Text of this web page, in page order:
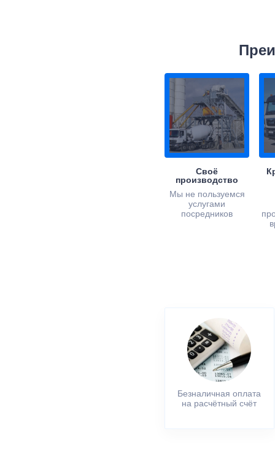
Своё
производство
Мы не пользуемся
услугами
посредников
Безналичная оплата
на расчётный счёт